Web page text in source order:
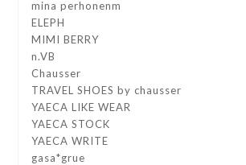
mina perhonenm
ELEPH
MIMI BERRY
n.VB
Chausser
TRAVEL SHOES by chausser
YAECA LIKE WEAR
YAECA STOCK
YAECA WRITE
gasa*grue